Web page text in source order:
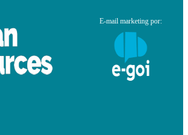
E-mail marketing por: